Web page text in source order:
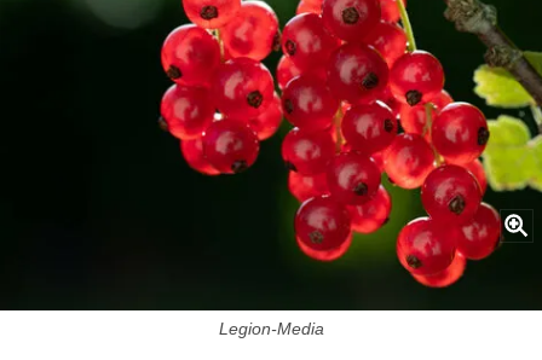
Смородина слаще мармелада и конфет: Лью 3 ведра под куст -
Legion-Media